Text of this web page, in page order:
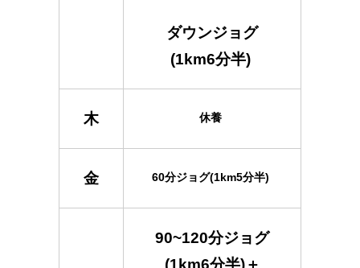
ダウンジョグ
(1km6分半)
木 休養
金 60分ジョグ(1km5分半)
90~120分ジョグ